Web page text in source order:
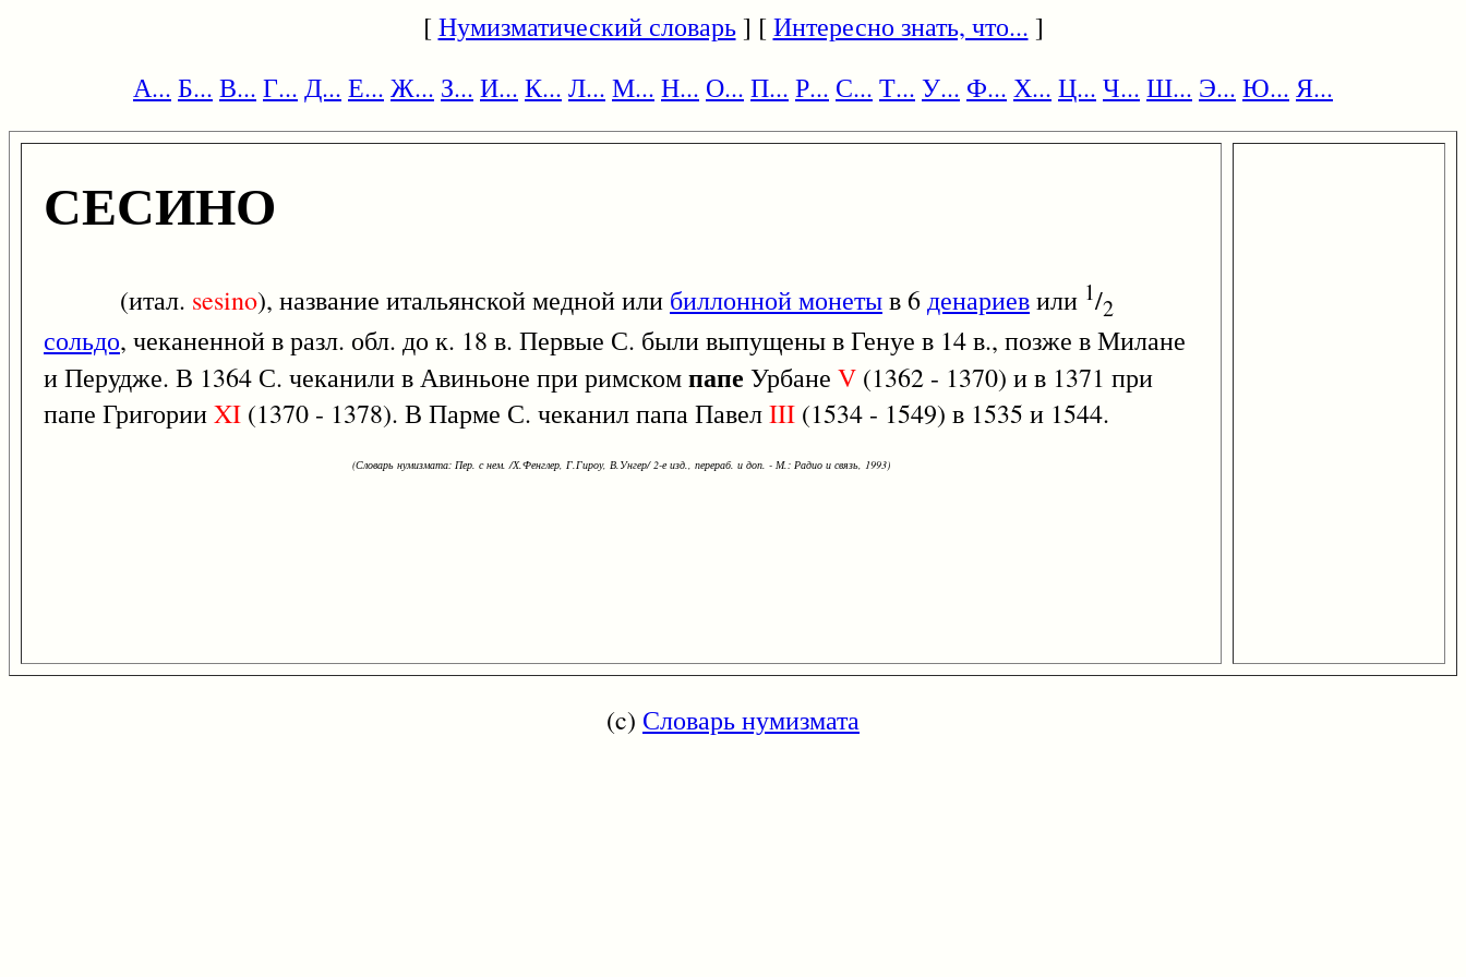
[Нумизматический словарь] [Интересно знать, что... ]
А... Б... В... Г... Д... Е... Ж... З... И... К... Л... М... Н... О... П... Р... С... Т... У... Ф... Х... Ц... Ч... Ш... Э... Ю... Я...
СЕСИНО
(итал. sesino), название итальянской медной или биллонной монетыв 6денариевили 1/2
сольдо, чеканенной в разл. обл. до к. 18 в. Первые С. были выпущены в Генуе в 14 в., позже в Милане
и Перудже. В 1364 С. чеканили в Авиньоне при римскомпапе Урбане V (1362 - 1370) и в 1371 при
папе ГригорииXI (1370 - 1378). В Парме С. чеканил папа ПавелIII (1534 - 1549) в 1535 и 1544.
(Словарь нумизмата: Пер. с нем. /Х.Фенглер, Г.Гироу, В.Унгер/ 2-е изд., перераб. и доп. - М.: Радио и связь, 1993)
(c) Словарь нумизмата